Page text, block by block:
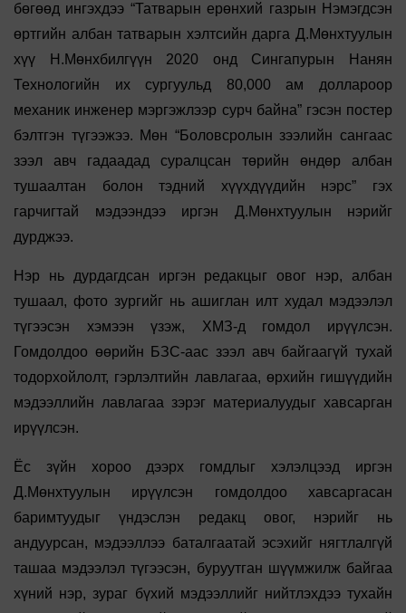
бөгөөд ингэхдээ “Татварын ерөнхий газрын Нэмэгдсэн
өртгийн албан татварын хэлтсийн дарга Д.Мөнхтуулын
хүү Н.Мөнхбилгүүн 2020 онд Сингапурын Нанян
Технологийн их сургуульд 80,000 ам доллароор
механик инженер мэргэжлээр сурч байна” гэсэн постер
бэлтгэн түгээжээ. Мөн “Боловсролын зээлийн сангаас
зээл авч гадаадад суралцсан төрийн өндөр албан
тушаалтан болон тэдний хүүхдүүдийн нэрс” гэх
гарчигтай мэдээндээ иргэн Д.Мөнхтуулын нэрийг
дурджээ.
Нэр нь дурдагдсан иргэн редакцыг овог нэр, албан
тушаал, фото зургийг нь ашиглан илт худал мэдээлэл
түгээсэн хэмээн үзэж, ХМЗ-д гомдол ирүүлсэн.
Гомдолдоо өөрийн БЗС-аас зээл авч байгаагүй тухай
тодорхойлолт, гэрлэлтийн лавлагаа, өрхийн гишүүдийн
мэдээллийн лавлагаа зэрэг материалуудыг хавсарган
ирүүлсэн.
Ёс зүйн хороо дээрх гомдлыг хэлэлцээд иргэн
Д.Мөнхтуулын ирүүлсэн гомдолдоо хавсаргасан
баримтуудыг үндэслэн редакц овог, нэрийг нь
андуурсан, мэдээллээ баталгаатай эсэхийг нягтлалгүй
ташаа мэдээлэл түгээсэн, буруутган шүүмжилж байгаа
хүний нэр, зураг бүхий мэдээллийг нийтлэхдээ тухайн